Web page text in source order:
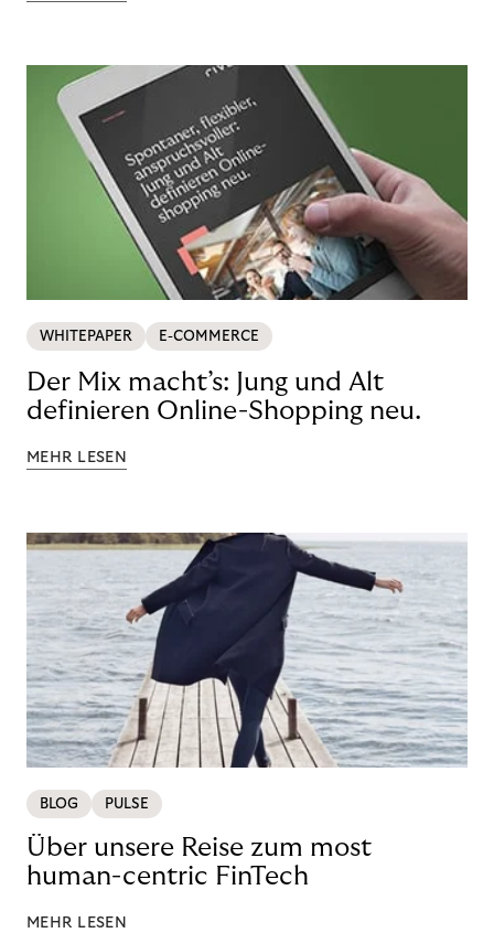
WHITEPAPER E-COMMERCE
Der Mix macht’s: Jung und Alt
definieren Online-Shopping neu.
MEHR LESEN
BLOG PULSE
Über unsere Reise zum most
human-centric FinTech
MEHR LESEN